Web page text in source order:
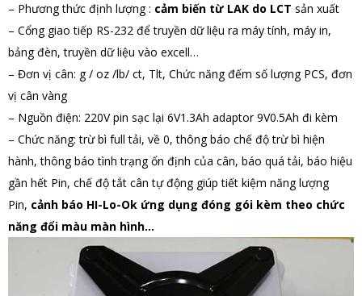
– Phương thức định lượng : cảm biến từ LAK do LCT sản xuất
– Cổng giao tiếp RS-232 để truyền dữ liệu ra máy tính, máy in,
bảng đèn, truyền dữ liệu vào excell…
– Đơn vị cân: g / oz /lb/ ct, Tlt, Chức năng đếm số lượng PCS, đơn
vị cân vàng
– Nguồn điện: 220V pin sạc lại 6V1.3Ah adaptor 9V0.5Ah đi kèm
– Chức năng: trừ bì full tải, về 0, thông báo chế độ trừ bì hiện
hành, thông báo tình trạng ổn định của cân, báo quá tải, báo hiệu
gần hết Pin, chế độ tắt cân tự động giúp tiết kiệm năng lượng
Pin, cảnh báo HI-Lo-Ok ứng dụng đóng gói kèm theo chức
năng đổi màu màn hình...